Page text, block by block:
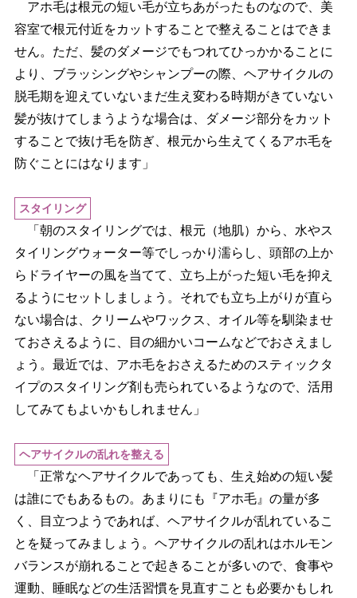
アホ毛は根元の短い毛が立ちあがったものなので、美
容室で根元付近をカットすることで整えることはできま
せん。ただ、髪のダメージでもつれてひっかかることに
より、ブラッシングやシャンプーの際、ヘアサイクルの
脱毛期を迎えていないまだ生え変わる時期がきていない
髪が抜けてしまうような場合は、ダメージ部分をカット
することで抜け毛を防ぎ、根元から生えてくるアホ毛を
防ぐことにはなります」
スタイリング
「朝のスタイリングでは、根元（地肌）から、水やス
タイリングウォーター等でしっかり濡らし、頭部の上か
らドライヤーの風を当てて、立ち上がった短い毛を抑え
るようにセットしましょう。それでも立ち上がりが直ら
ない場合は、クリームやワックス、オイル等を馴染ませ
ておさえるように、目の細かいコームなどでおさえまし
ょう。最近では、アホ毛をおさえるためのスティックタ
イプのスタイリング剤も売られているようなので、活用
してみてもよいかもしれません」
ヘアサイクルの乱れを整える
「正常なヘアサイクルであっても、生え始めの短い髪
は誰にでもあるもの。あまりにも『アホ毛』の量が多
く、目立つようであれば、ヘアサイクルが乱れているこ
とを疑ってみましょう。ヘアサイクルの乱れはホルモン
バランスが崩れることで起きることが多いので、食事
運動、睡眠などの生活習慣を見直すことも必要かもしれ